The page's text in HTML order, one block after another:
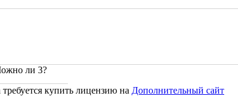
ли 3?
купить лицензию на Дополнительный сайт